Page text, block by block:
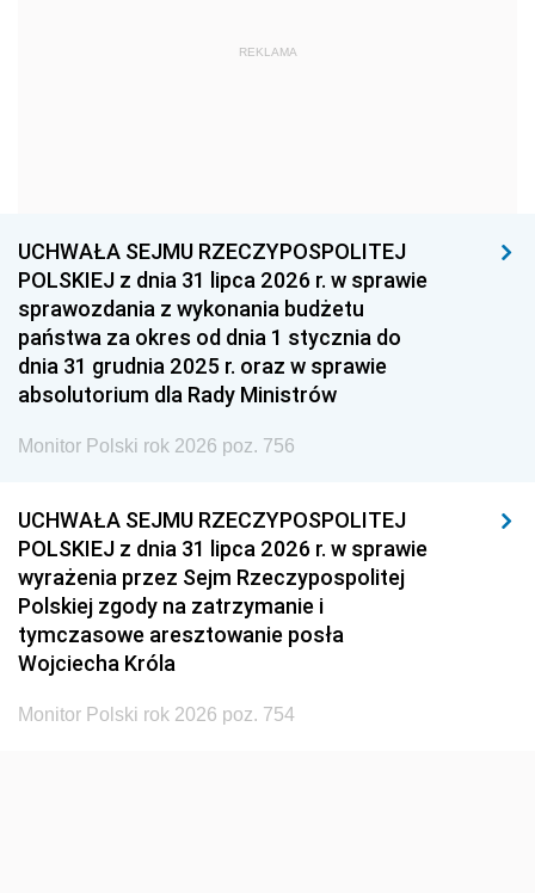
1959
1939 1938 1937
1936 1930
REKLAMA
UCHWAŁA SEJMU RZECZYPOSPOLITEJ
POLSKIEJ z dnia 31 lipca 2026 r. w sprawie
sprawozdania z wykonania budżetu
państwa za okres od dnia 1 stycznia do
dnia 31 grudnia 2025 r. oraz w sprawie
absolutorium dla Rady Ministrów
Monitor Polski rok 2026 poz. 756
UCHWAŁA SEJMU RZECZYPOSPOLITEJ
POLSKIEJ z dnia 31 lipca 2026 r. w sprawie
wyrażenia przez Sejm Rzeczypospolitej
Polskiej zgody na zatrzymanie i
tymczasowe aresztowanie posła
Wojciecha Króla
Monitor Polski rok 2026 poz. 754